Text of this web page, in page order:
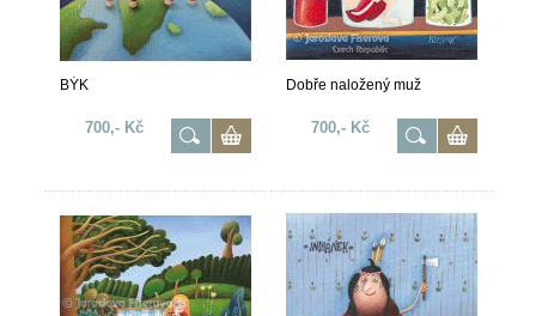
BÝK
700,- Kč
Dobře naložený muž
700,- Kč